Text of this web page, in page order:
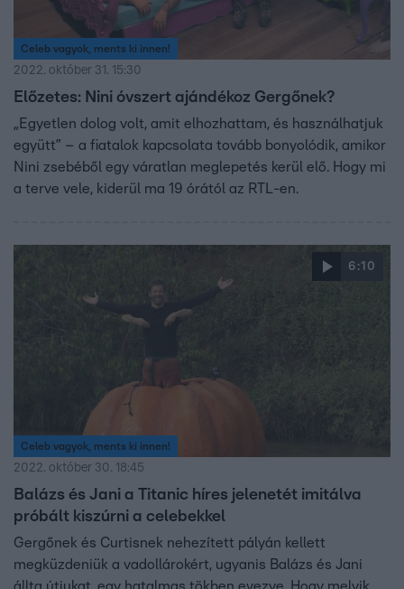
Celeb vagyok, ments ki innen!
2022. október 31. 15:30
Előzetes: Nini óvszert ajándékoz Gergőnek?
„Egyetlen dolog volt, amit elhozhattam, és használhatjuk
együtt” – a fiatalok kapcsolata tovább bonyolódik, amikor
Nini zsebéből egy váratlan meglepetés kerül elő. Hogy mi
a terve vele, kiderül ma 19 órától az RTL-en.
6:10
Celeb vagyok, ments ki innen!
2022. október 30. 18:45
Balázs és Jani a Titanic híres jelenetét imitálva
próbált kiszúrni a celebekkel
Gergőnek és Curtisnek nehezített pályán kellett
megküzdeniük a vadollárokért, ugyanis Balázs és Jani
állta útjukat, egy hatalmas tökben evezve. Hogy melyik